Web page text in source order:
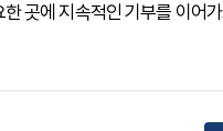
곳에 지속적인 기부를 이어